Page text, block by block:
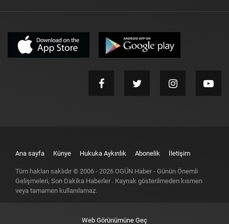
Ana sayfa Künye Hukuka Aykırılık Abonelik İletişim
Tüm hakları saklıdır © 2006 - 2026 OGÜN Haber - Günün Önemli
Gelişmeleri, Son Dakika Haberler . Kaynak gösterilmeden kısmen
veya tamamen kullanılamaz.
Web Görünümüne Geç